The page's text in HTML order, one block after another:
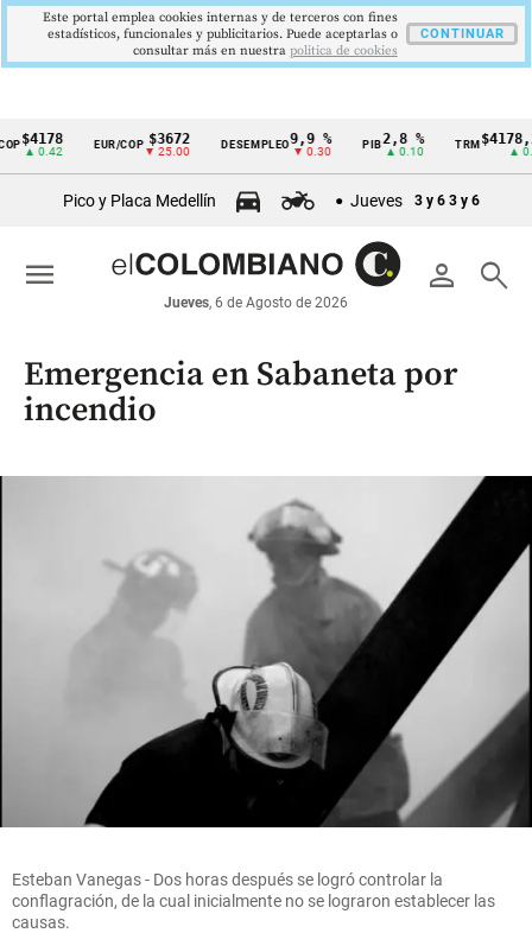
Cintillo
económicos
Colombia
EUR/COP $3672
▼ 25.00
DESEMPLEO9,9 %
▼ 0.30
PIB 2,8 %
▲ 0.10
TRM $4178,23
▲ 0.42
Pico y Placa Medellín Jueves 3 y 6 3 y 6
person search
Jueves, 6 de Agosto de 2026
menu
Emergencia en Sabaneta por
incendio
Esteban Vanegas - Dos horas después se logró controlar la
conflagración, de la cual inicialmente no se lograron establecer las
causas.
Este portal emplea cookies internas y de terceros con fines
estadísticos, funcionales y publicitarios. Puede aceptarlas o
consultar más en nuestra politica de cookies
CONTINUAR